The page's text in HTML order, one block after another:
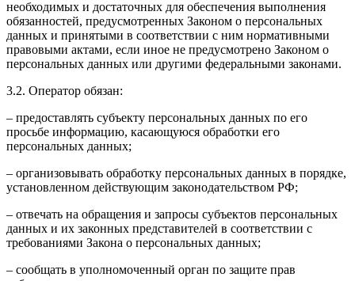
необходимых и достаточных для обеспечения выполнения
обязанностей, предусмотренных Законом о персональных
данных и принятыми в соответствии с ним нормативными
правовыми актами, если иное не предусмотрено Законом о
персональных данных или другими федеральными законами.
3.2. Оператор обязан:
– предоставлять субъекту персональных данных по его
просьбе информацию, касающуюся обработки его
персональных данных;
– организовывать обработку персональных данных в порядке,
установленном действующим законодательством РФ;
– отвечать на обращения и запросы субъектов персональных
данных и их законных представителей в соответствии с
требованиями Закона о персональных данных;
– сообщать в уполномоченный орган по защите прав